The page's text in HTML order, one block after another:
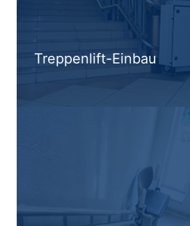
Treppenlift-Einbau